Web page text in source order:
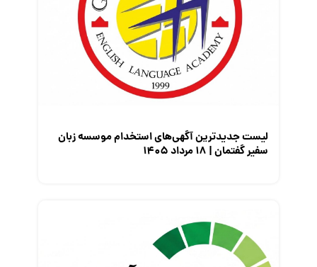
مصاحبه شغلی
معرفی شرکت ها
معرفی متخصصان منابع انسانی
لیست جدیدترین آگهی‌های استخدام موسسه زبان
سفیر گفتمان | ۱۸ مرداد ۱۴۰۵